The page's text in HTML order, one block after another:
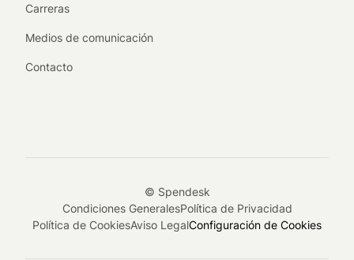
Carreras
Medios de comunicación
Contacto
© Spendesk
Condiciones GeneralesPolítica de Privacidad
Política de CookiesAviso LegalConfiguración de Cookies